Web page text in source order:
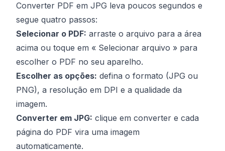
Converter PDF em JPG leva poucos segundos e
segue quatro passos:
Selecionar o PDF: arraste o arquivo para a área
acima ou toque em « Selecionar arquivo » para
escolher o PDF no seu aparelho.
Escolher as opções: defina o formato (JPG ou
PNG), a resolução em DPI e a qualidade da
imagem.
Converter em JPG: clique em converter e cada
página do PDF vira uma imagem
automaticamente.